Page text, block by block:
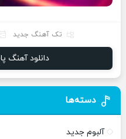
تک آهنگ جدید
دانلود آهنگ
دسته‌ها
آلبوم جدید